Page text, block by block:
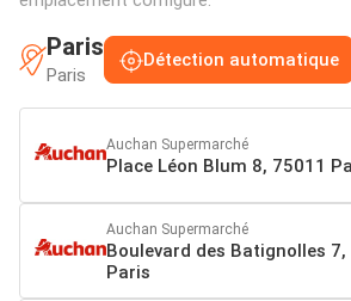
Paris
Paris
Détection automatique
Auchan Supermarché
Place Léon Blum 8, 75011
Auchan Supermarché
Boulevard des Batignolles 7,
Paris